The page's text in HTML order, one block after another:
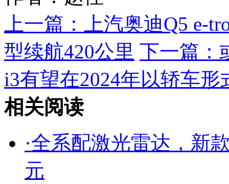
上一篇：
上汽奥迪Q5 e-
型续航420公里 下一篇：
i3有望在2024年以轿车形
相关阅读
·全系配激光雷达，新
元